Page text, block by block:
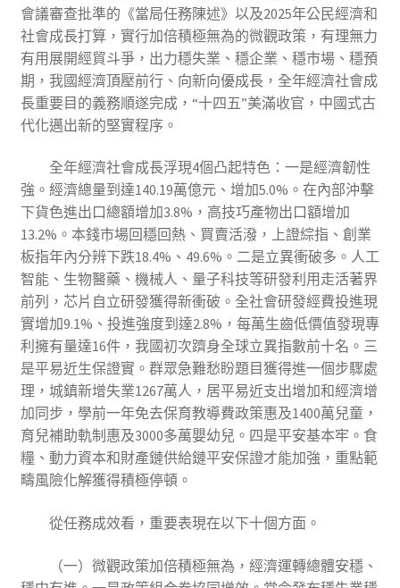
會議審查批準的《當局任務陳述》以及2025年公民經濟和
社會成長打算，實行加倍積極無為的微觀政策，有理無力
有用展開經貿斗爭，出力穩失業、穩企業、穩市場、穩預
期，我國經濟頂壓前行、向新向優成長，全年經濟社會成
長重要目的義務順遂完成，“十四五”美滿收官，中國式古
代化邁出新的堅實程序。
全年經濟社會成長浮現4個凸起特色：一是經濟韌性
強。經濟總量到達140.19萬億元、增加5.0%。在內部沖擊
下貨色進出口總額增加3.8%，高技巧產物出口額增加
13.2%。本錢市場回穩回熱、買賣活潑，上證綜指、創業
板指年內分辨下跌18.4%、49.6%。二是立異衝破多。人工
智能、生物醫藥、機械人、量子科技等研發利用走活著界
前列，芯片自立研發獲得新衝破。全社會研發經費投進現
實增加9.1%、投進強度到達2.8%，每萬生齒低價值發現專
利擁有量達16件，我國初次躋身全球立異指數前十名。三
是平易近生保證實。群眾急難愁盼題目獲得進一個步驟處
理，城鎮新增失業1267萬人，居平易近支出增加和經濟增
加同步，學前一年免去保育教導費政策惠及1400萬兒童，
育兒補助軌制惠及3000多萬嬰幼兒。四是平安基本牢。食
糧、動力資本和財產鏈供給鏈平安保證才能加強，重點範
疇風險化解獲得積極停頓。
從任務成效看，重要表現在以下十個方面。
（一）微觀政策加倍積極無為，經濟運轉總體安穩、